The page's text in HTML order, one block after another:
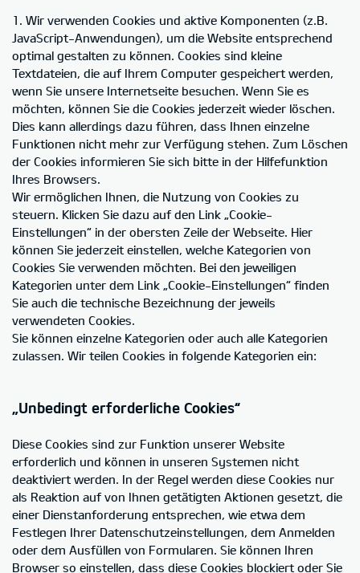
1. Wir verwenden Cookies und aktive Komponenten (z.B.
JavaScript-Anwendungen), um die Website entsprechend
optimal gestalten zu können. Cookies sind kleine
Textdateien, die auf Ihrem Computer gespeichert werden,
wenn Sie unsere Internetseite besuchen. Wenn Sie es
möchten, können Sie die Cookies jederzeit wieder löschen.
Dies kann allerdings dazu führen, dass Ihnen einzelne
Funktionen nicht mehr zur Verfügung stehen. Zum Löschen
der Cookies informieren Sie sich bitte in der Hilfefunktion
Ihres Browsers.
Wir ermöglichen Ihnen, die Nutzung von Cookies zu
steuern. Klicken Sie dazu auf den Link „Cookie-
Einstellungen“ in der obersten Zeile der Webseite. Hier
können Sie jederzeit einstellen, welche Kategorien von
Cookies Sie verwenden möchten. Bei den jeweiligen
Kategorien unter dem Link „Cookie-Einstellungen“ finden
Sie auch die technische Bezeichnung der jeweils
verwendeten Cookies.
Sie können einzelne Kategorien oder auch alle Kategorien
zulassen. Wir teilen Cookies in folgende Kategorien ein:
„Unbedingt erforderliche Cookies“
Diese Cookies sind zur Funktion unserer Website
erforderlich und können in unseren Systemen nicht
deaktiviert werden. In der Regel werden diese Cookies nur
als Reaktion auf von Ihnen getätigten Aktionen gesetzt, die
einer Dienstanforderung entsprechen, wie etwa dem
Festlegen Ihrer Datenschutzeinstellungen, dem Anmelden
oder dem Ausfüllen von Formularen. Sie können Ihren
Browser so einstellen, dass diese Cookies blockiert oder Sie